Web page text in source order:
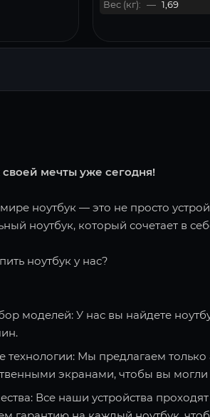
Вес (кг): — 1,69
своей мечты уже сегодня!
ноутбук — это не просто
ноутбук, который сочетает в
ноутбук у нас?
моделей: У нас вы найдете
технологии: Мы предлагаем
экранами, чтобы вы
Все наши устройства